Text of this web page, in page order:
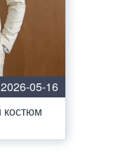
2026-05-16
костюм